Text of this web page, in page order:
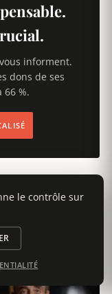
informent.
dons de ses
%.
TOUS LES PORTRAITS →
le contrôle sur